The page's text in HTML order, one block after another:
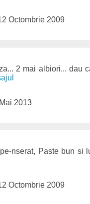
Octombrie 2009
2 mai albiori... dau
2013
nserat, Paste bun si
Octombrie 2009